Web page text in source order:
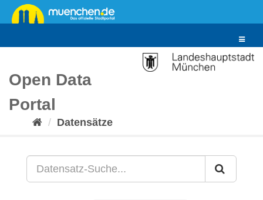
Überspringen
zum
Toggle
Open Data
Portal
Datensätze